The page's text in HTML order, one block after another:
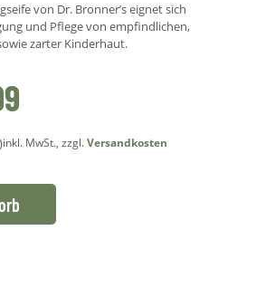
von Dr. Bronner’s eignet sich
und Pflege von empfindlichen,
zarter Kinderhaut.
inkl. MwSt., zzgl.Versandkosten